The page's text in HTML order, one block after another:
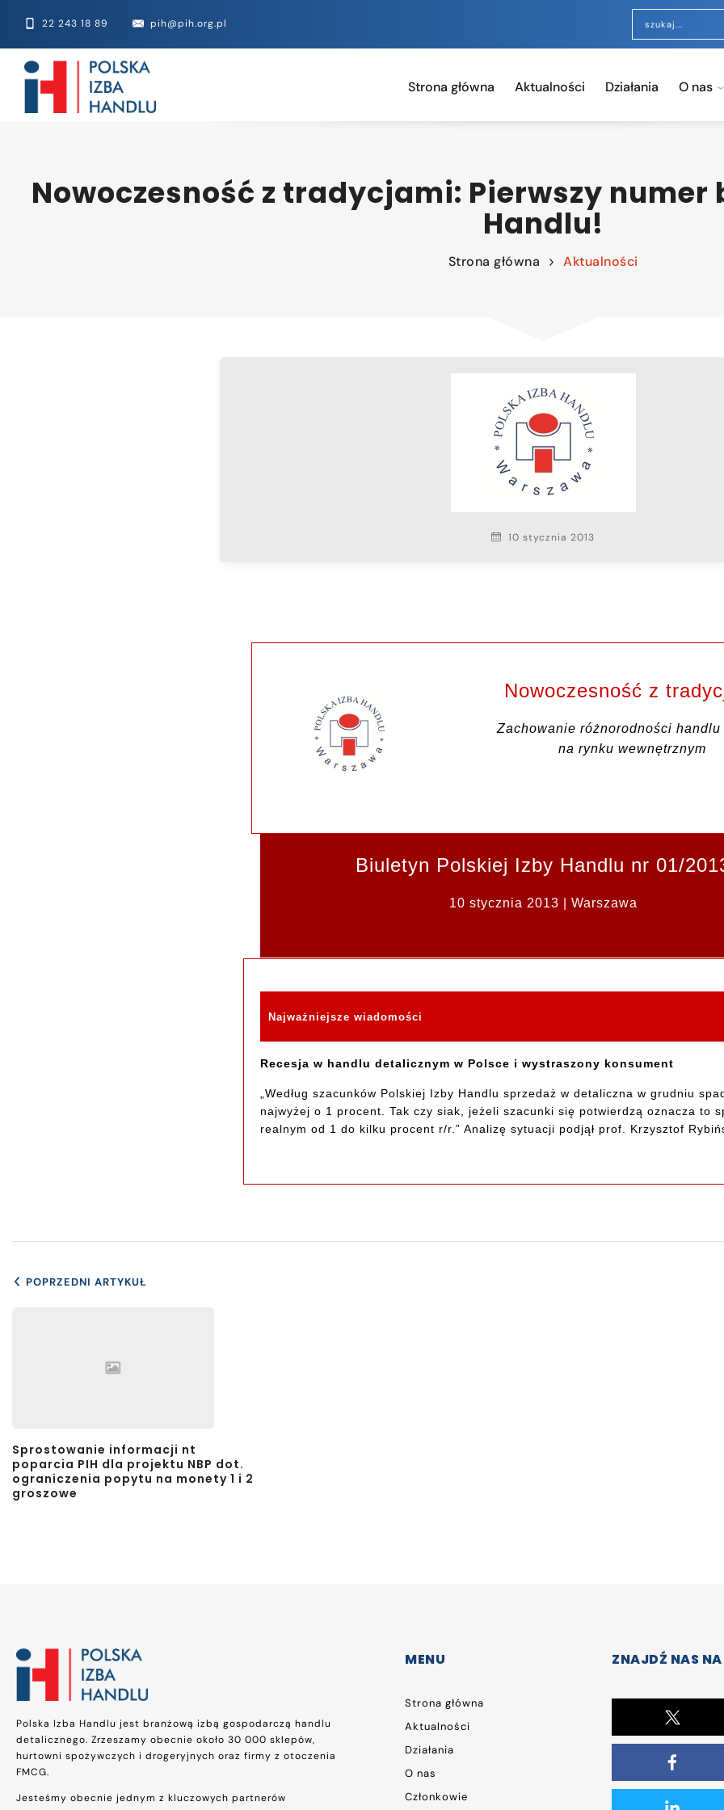
22 243 18 89 pih@pih.org.pl
Strona główna Aktualności Działania O nas
Nowoczesność z tradycjami: Pierwszy
Handlu!
Strona główna Aktualności
10 stycznia 2013
Nowoczesność z
Zachowanie różnorodności handlu
na rynku wewnętrznym
Biuletyn Polskiej Izby Handlu nr 01/
10 stycznia 2013 | Warszawa
Najważniejsze wiadomości
Recesja w handlu detalicznym w Polsce i wystraszony konsument
„Według szacunków Polskiej Izby Handlu sprzedaż w detaliczna w grudniu
najwyżej o 1 procent. Tak czy siak, jeżeli szacunki się potwierdzą oznacza to
realnym od 1 do kilku procent r/r.” Analizę sytuacji podjął prof. Krzysztof
POPRZEDNI ARTYKUŁ
Sprostowanie informacji nt
poparcia PIH dla projektu NBP dot.
ograniczenia popytu na monety 1 i 2
groszowe
Polska Izba Handlu jest branżową izbą gospodarczą handlu
detalicznego. Zrzeszamy obecnie około 30 000 sklepów,
hurtowni spożywczych i drogeryjnych oraz firmy z otoczenia
FMCG.
Jesteśmy obecnie jednym z kluczowych partnerów
MENU
Strona główna
Aktualności
Działania
O nas
Członkowie
ZNAJDŹ NAS NA